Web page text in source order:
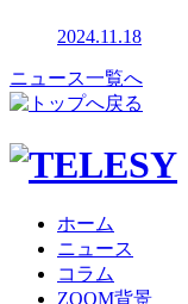
2024.11.18
ニュース一覧へ
ホーム
ニュース
コラム
ZOOM背景